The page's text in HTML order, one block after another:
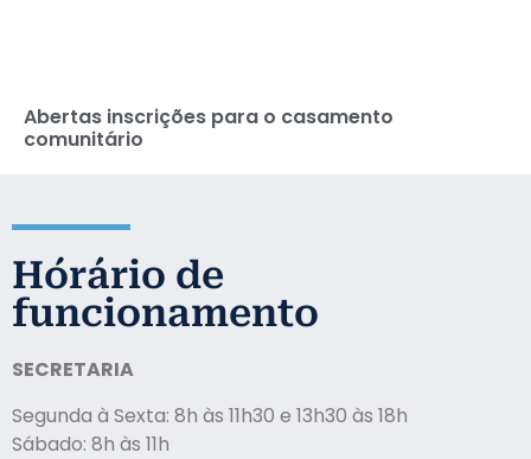
Abertas inscrições para o casamento
comunitário
Ho´rário de
funcionamento
SECRETARIA
Segunda à Sexta: 8h às 11h30 e 13h30 às 18h
Sábado: 8h às 11h